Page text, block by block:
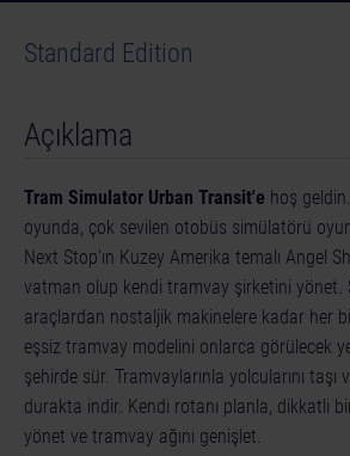
Standard Edition
Açıklama
Tram Simulator Urban Transit'e hoş
oyunda, çok sevilen otobüs simülatörü
Next Stop'ın Kuzey Amerika temalı Angel
vatman olup kendi tramvay şirketini yönet.
araçlardan nostaljik makinelere kadar her
eşsiz tramvay modelini onlarca görülecek
şehirde sür. Tramvaylarınla yolcularını taşı
durakta indir. Kendi rotanı planla, dikkatli
yönet ve tramvay ağını genişlet.